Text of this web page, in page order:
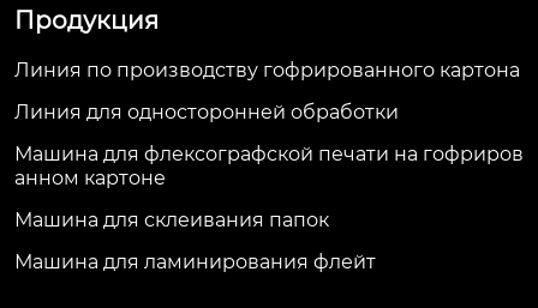
Продукция
Линия по производству гофрированного картона
Линия для односторонней обработки
Машина для флексографской печати на гофриров
анном картоне
Машина для склеивания папок
Машина для ламинирования флейт